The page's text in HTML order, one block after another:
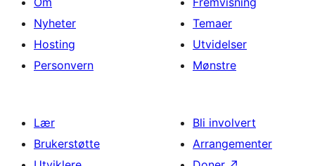
Nyheter
Hosting
Personvern
Temaer
Utvidelser
Mønstre
Lær
Brukerstøtte
Bli involvert
Arrangementer